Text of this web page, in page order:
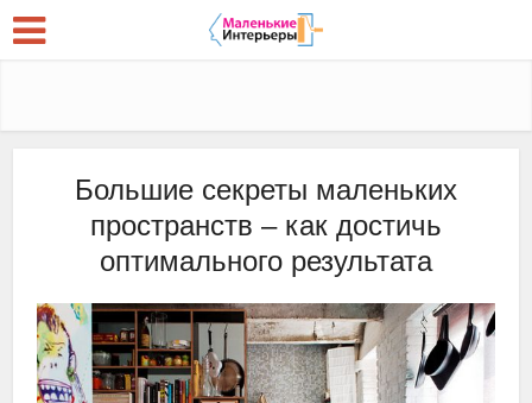
Большие секреты маленьких
пространств – как достичь
оптимального результата